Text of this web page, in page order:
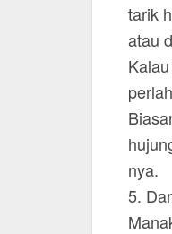
tarik
atau
nya.
5.